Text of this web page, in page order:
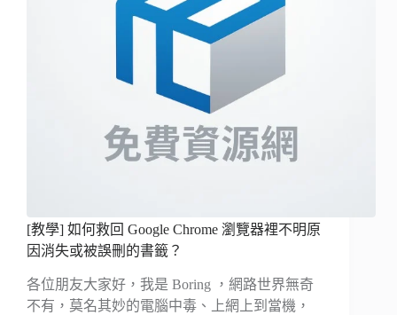
[教學] 如何救回 Google Chrome 瀏覽器裡不明原
因消失或被誤刪的書籤？
各位朋友大家好，我是 Boring ，網路世界無奇
不有，莫名其妙的電腦中毒、上網上到當機，